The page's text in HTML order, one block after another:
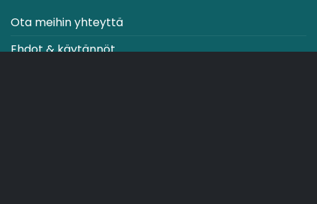
Ota meihin yhteyttä
Ehdot & käytännöt